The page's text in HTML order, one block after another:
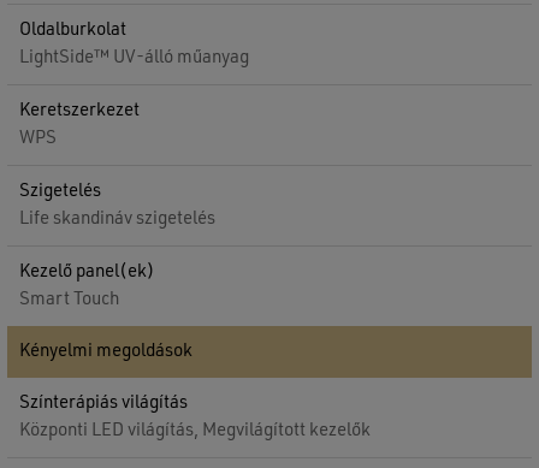
Oldalburkolat
LightSide™ UV-álló műanyag
Keretszerkezet
WPS
Szigetelés
Life skandináv szigetelés
Kezelő panel(ek)
Smart Touch
Kényelmi megoldások
Színterápiás világítás
Központi LED világítás, Megvilágított kezelők